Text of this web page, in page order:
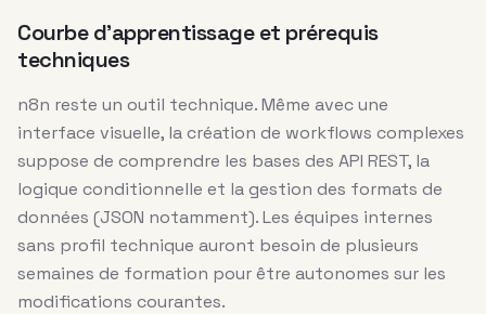
Courbe d’apprentissage et prérequis
techniques
n8n reste un outil technique. Même avec une
interface visuelle, la création de workflows complexes
suppose de comprendre les bases des API REST, la
logique conditionnelle et la gestion des formats de
données (JSON notamment). Les équipes internes
sans profil technique auront besoin de plusieurs
semaines de formation pour être autonomes sur les
modifications courantes.